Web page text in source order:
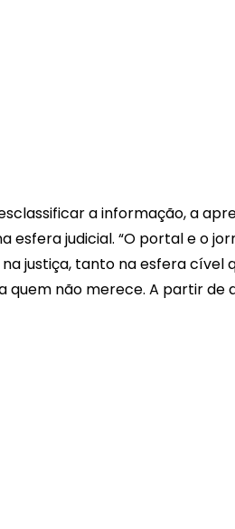
a informação, a
esfera judicial. “O portal e o
justiça, tanto na esfera cível
quem não merece. A partir de